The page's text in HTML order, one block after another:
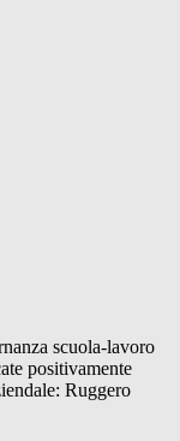
scuola-lavoro
positivamente
Ruggero